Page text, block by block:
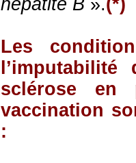
hépatite B ».(*)
Les
sclérose en
vaccination
: